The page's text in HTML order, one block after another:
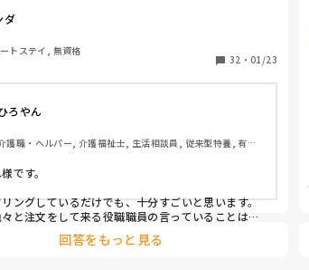
利用者さんとのかかわりはもちろんモニタニ
ら、大事にしていますが、ある役をおもちの
ニタニングしてるだけでは駄目よ！て言われ
一人一人のプランがあるから、それを暗記し
の人の要望も聞いているし)この仕事甘くみて
いるのか、台帳みて覚えてほしいと言われま
、一人一人の利用者さんの台帳みて目的まで
られるんでしょね？？？？？
たくさん覚えることあるから、頭が、パンクし
ダ
トステイ, 無資格
32 ・ 01/23
ろやん
護職・ヘルパー, 介護福祉士, 生活相談員, 従来型特養, 有料
です。
ングしているだけでも、十分すごいと思います。
と注文をして来る役職職員の言っていることは間
はないですが、
モニタリングからです。
回答をもっと見る